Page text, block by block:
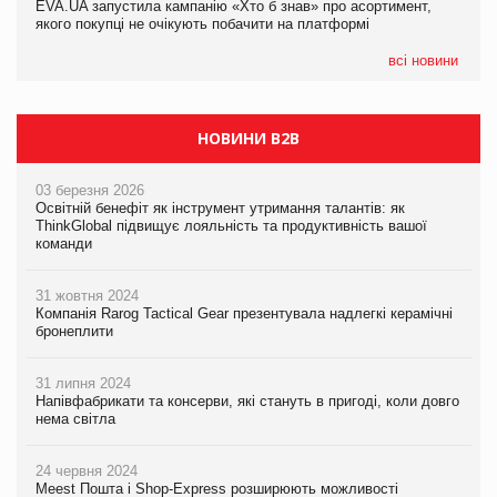
EVA.UA запустила кампанію «Хто б знав» про асортимент,
якого покупці не очікують побачити на платформі
всі новини
05.08.2026
Мережа супермаркетів VARUS купує мережу магазинів
НОВИНИ B2B
03 березня 2026
Освітній бенефіт як інструмент утримання талантів: як
ThinkGlobal підвищує лояльність та продуктивність вашої
команди
31 жовтня 2024
Компанія Rarog Tactical Gear презентувала надлегкі керамічні
бронеплити
31 липня 2024
Напівфабрикати та консерви, які стануть в пригоді, коли довго
нема світла
24 червня 2024
Meest Пошта і Shop-Express розширюють можливості